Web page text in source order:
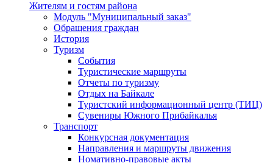
Жителям и гостям района
Модуль "Муниципальный заказ"
Обращения граждан
История
Туризм
События
Туристические маршруты
Отчеты по туризму
Отдых на Байкале
Туристский информационный центр (ТИЦ)
Сувениры Южного Прибайкалья
Транспорт
Конкурсная документация
Направления и маршруты движения
Номативно-правовые акты